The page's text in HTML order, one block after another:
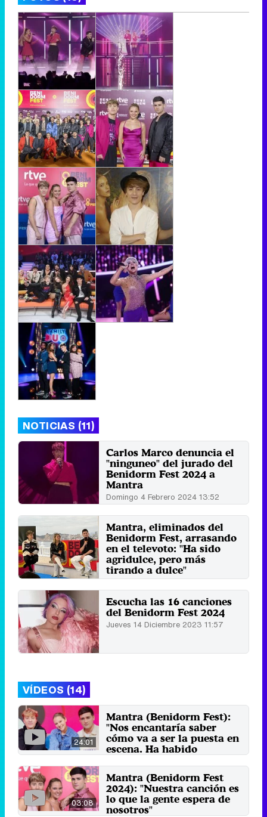
NOTICIAS (11)
Carlos Marco denuncia el
"ninguneo" del jurado del
Benidorm Fest 2024 a
Mantra
Domingo 4 Febrero 2024 13:52
Mantra, eliminados del
Benidorm Fest, arrasando
en el televoto: "Ha sido
agridulce, pero más
tirando a dulce"
Miércoles 31 Enero 2024 14:02
Escucha las 16 canciones
del Benidorm Fest 2024
Jueves 14 Diciembre 2023 11:57
VÍDEOS (14)
24:01
Mantra (Benidorm Fest):
"Nos encantaría saber
cómo va a ser la puesta en
escena. Ha habido
23 de enero 2024
03:08
Mantra (Benidorm Fest
2024): "Nuestra canción es
lo que la gente espera de
nosotros"